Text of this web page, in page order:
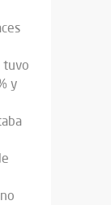
tuvo
y